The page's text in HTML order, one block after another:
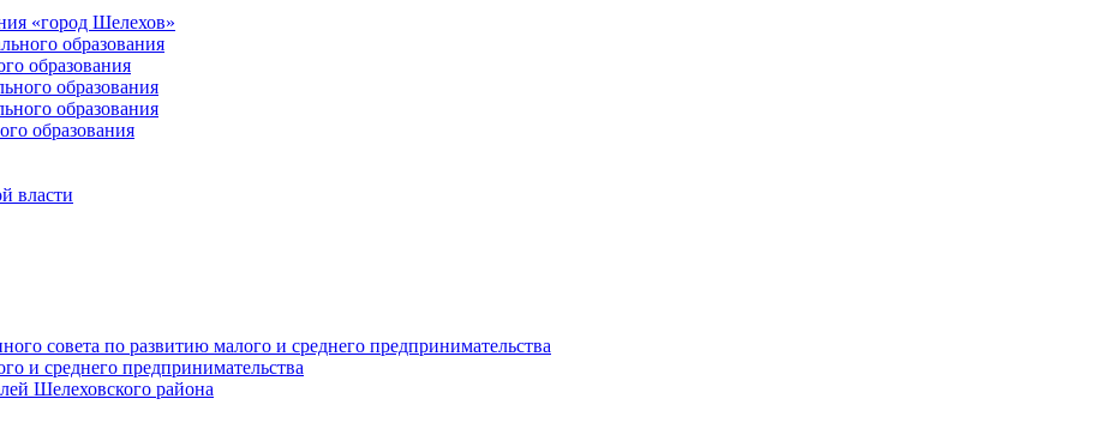
«город Шелехов»
образования
образования
образования
образования
образования
власти
совета по развитию малого и среднего предпринимательства
и среднего предпринимательства
Шелеховского района